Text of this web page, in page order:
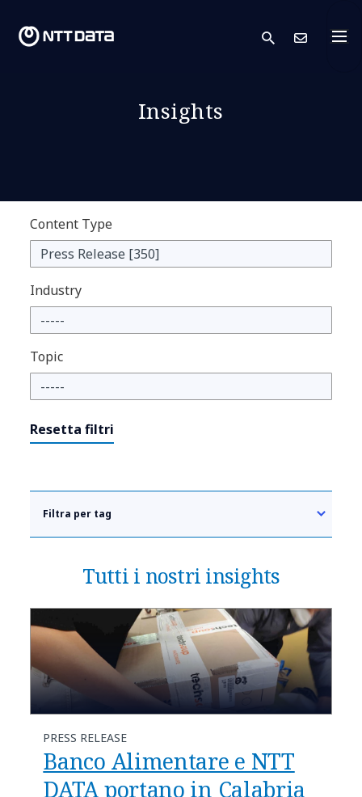
search
Insights
Content Type
Industry
Topic
Resetta filtri
Filtra per tag
Tutti i nostri insights
PRESS RELEASE
Banco Alimentare e NTT
DATA portano in Calabria